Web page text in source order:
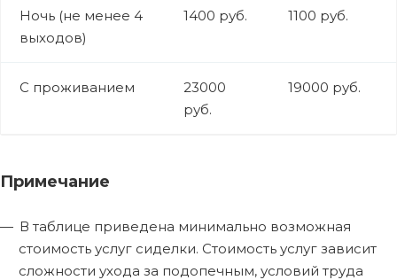
Ночь (не менее 4
выходов)
1400 руб. 1100 руб.
С проживанием
23000
руб.
19000 руб.
Примечание
В таблице приведена минимально возможная
стоимость услуг сиделки. Стоимость услуг зависит
сложности ухода за подопечным, условий труда